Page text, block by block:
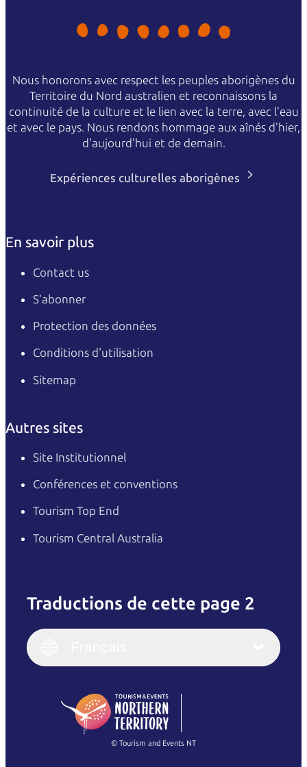
Nous honorons avec respect les peuples aborigènes du
Territoire du Nord australien et reconnaissons la
continuité de la culture et le lien avec la terre, avec l'eau
et avec le pays. Nous rendons hommage aux aînés d'hier,
d'aujourd'hui et de demain.
Expériences culturelles aborigènes
En savoir plus
Contact us
S’abonner
Protection des données
Conditions d'utilisation
Sitemap
Autres sites
Site Institutionnel
Conférences et conventions
Tourism Top End
Tourism Central Australia
Traductions de cette page 2
English
(Singapore)
Français
Italiano
繁體中文
© Tourism and Events NT